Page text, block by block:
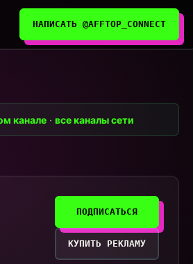
НАПИСАТЬ @AFFTOP_CONNECT
канале ·все каналы сети
ПОДПИСАТЬСЯ
КУПИТЬ РЕКЛАМУ